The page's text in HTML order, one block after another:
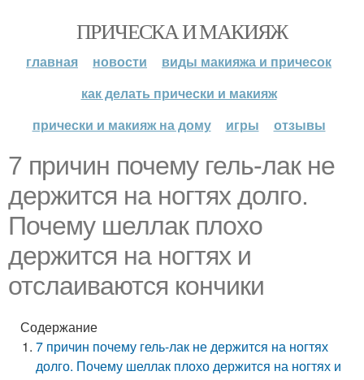
ПРИЧЕСКА И МАКИЯЖ
главная новости
виды макияжа и причесок
как делать прически и макияж
прически и макияж на дому
игры отзывы
7 причин почему гель-лак не
держится на ногтях долго.
Почему шеллак плохо
держится на ногтях и
отслаиваются кончики
Содержание
7 причин почему гель-лак не держится на ногтях
долго. Почему шеллак плохо держится на ногтях и